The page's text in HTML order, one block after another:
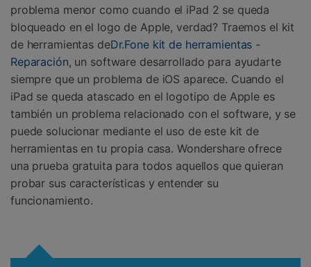
problema menor como cuando el iPad 2 se queda
bloqueado en el logo de Apple, verdad? Traemos el kit
de herramientas deDr.Fone kit de herramientas -
Reparación, un software desarrollado para ayudarte
siempre que un problema de iOS aparece. Cuando el
iPad se queda atascado en el logotipo de Apple es
también un problema relacionado con el software, y se
puede solucionar mediante el uso de este kit de
herramientas en tu propia casa. Wondershare ofrece
una prueba gratuita para todos aquellos que quieran
probar sus características y entender su
funcionamiento.